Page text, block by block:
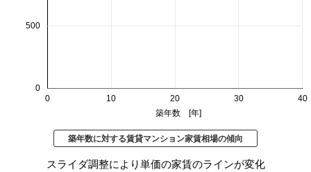
0 10 20 30 40
0
500
築年数 [年]
築年数に対する賃貸マンション家賃相場の傾向
スライダ調整により単価の家賃のラインが変化